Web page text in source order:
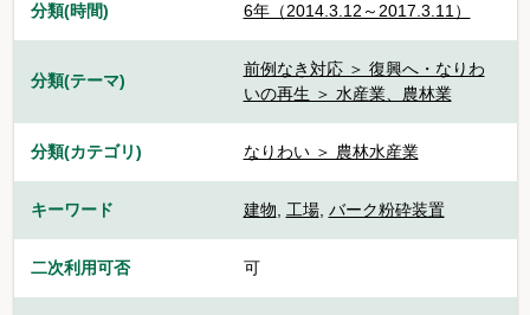
分類(時間) 6年（2014.3.12～2017.3.11）
分類(テーマ)
前例なき対応 ＞ 復興へ・なりわ
いの再生 ＞ 水産業、農林業
分類(カテゴリ) なりわい ＞ 農林水産業
キーワード 建物, 工場, バーク粉砕装置
二次利用可否 可